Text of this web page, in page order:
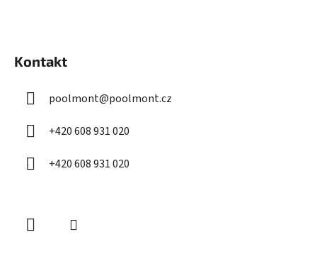
Kontakt
poolmont@poolmont.cz
+420 608 931 020
+420 608 931 020